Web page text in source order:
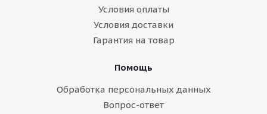
Условия оплаты
Условия доставки
Гарантия на товар
Помощь
Обработка персональных данных
Вопрос-ответ